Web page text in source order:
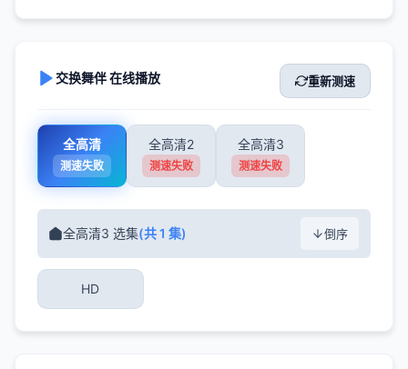
交换舞伴 在线播放 重新测速
全高清
测速失败
全高清2
测速失败
全高清3
测速失败
全高清3 选集(共 1 集) 倒序
HD